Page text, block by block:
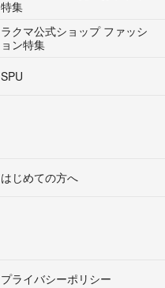
特集
ラクマ公式ショップ ファッシ
ョン特集
SPU
はじめての方へ
プライバシーポリシー